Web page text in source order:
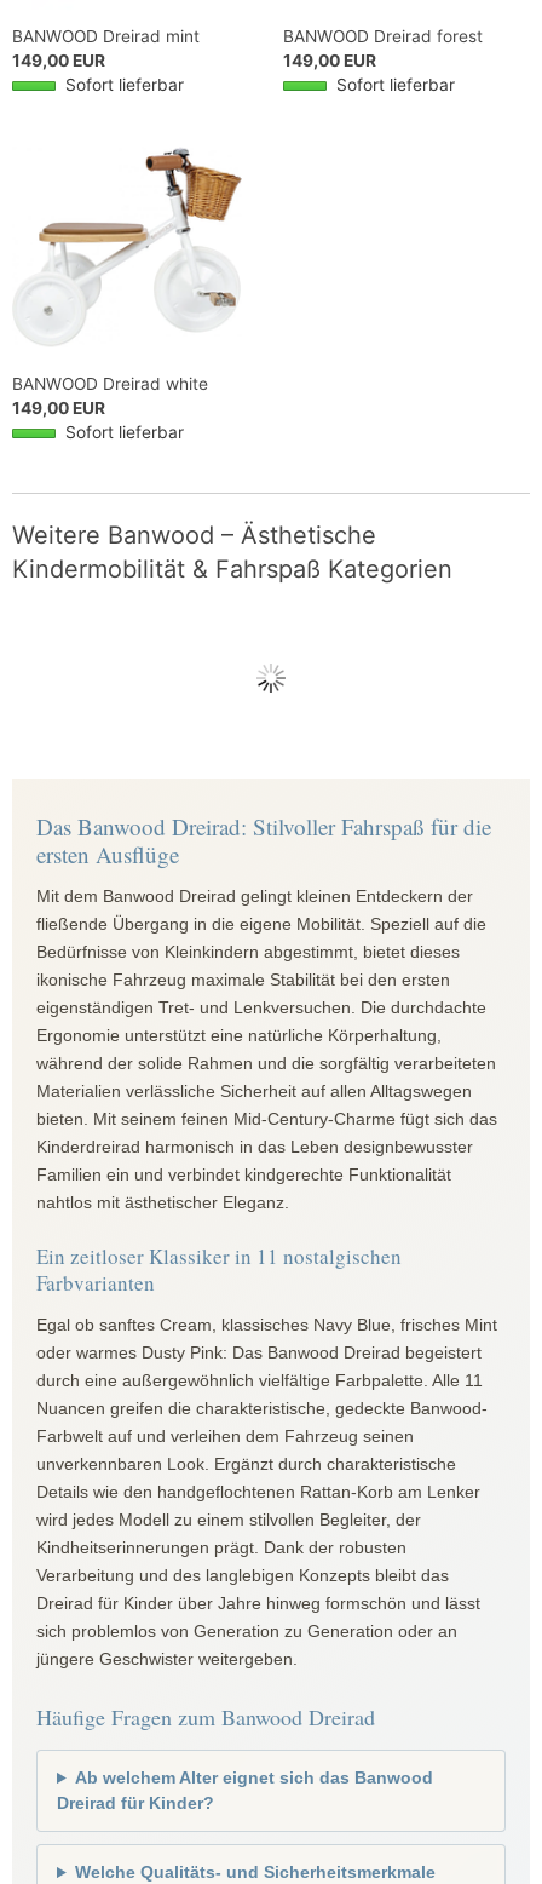
BANWOOD Dreirad mint
149,00 EUR
Sofort lieferbar
BANWOOD Dreirad forest
149,00 EUR
Sofort lieferbar
BANWOOD Dreirad white
149,00 EUR
Sofort lieferbar
Weitere Banwood – Ästhetische
Kindermobilität & Fahrspaß Kategorien
Das Banwood Dreirad: Stilvoller Fahrspaß für die
ersten Ausflüge
Mit dem Banwood Dreirad gelingt kleinen Entdeckern der
fließende Übergang in die eigene Mobilität. Speziell auf die
Bedürfnisse von Kleinkindern abgestimmt, bietet dieses
ikonische Fahrzeug maximale Stabilität bei den ersten
eigenständigen Tret- und Lenkversuchen. Die durchdachte
Ergonomie unterstützt eine natürliche Körperhaltung,
während der solide Rahmen und die sorgfältig verarbeiteten
Materialien verlässliche Sicherheit auf allen Alltagswegen
bieten. Mit seinem feinen Mid-Century-Charme fügt sich das
Kinderdreirad harmonisch in das Leben designbewusster
Familien ein und verbindet kindgerechte Funktionalität
nahtlos mit ästhetischer Eleganz.
Ein zeitloser Klassiker in 11 nostalgischen
Farbvarianten
Egal ob sanftes Cream, klassisches Navy Blue, frisches Mint
oder warmes Dusty Pink: Das Banwood Dreirad begeistert
durch eine außergewöhnlich vielfältige Farbpalette. Alle 11
Nuancen greifen die charakteristische, gedeckte Banwood-
Farbwelt auf und verleihen dem Fahrzeug seinen
unverkennbaren Look. Ergänzt durch charakteristische
Details wie den handgeflochtenen Rattan-Korb am Lenker
wird jedes Modell zu einem stilvollen Begleiter, der
Kindheitserinnerungen prägt. Dank der robusten
Verarbeitung und des langlebigen Konzepts bleibt das
Dreirad für Kinder über Jahre hinweg formschön und lässt
sich problemlos von Generation zu Generation oder an
jüngere Geschwister weitergeben.
Häufige Fragen zum Banwood Dreirad
Ab welchem Alter eignet sich das Banwood
Dreirad für Kinder?
Welche Qualitäts- und Sicherheitsmerkmale